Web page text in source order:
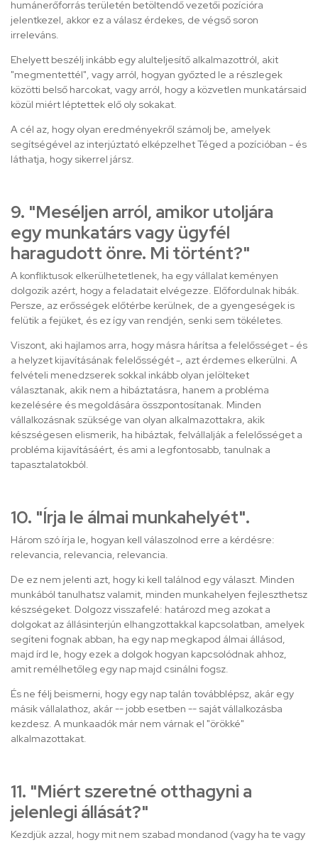
humánerőforrás területén betöltendő vezetői pozícióra
jelentkezel, akkor ez a válasz érdekes, de végső soron
irreleváns.
Ehelyett beszélj inkább egy alulteljesítő alkalmazottról, akit
"megmentettél", vagy arról, hogyan győzted le a részlegek
közötti belső harcokat, vagy arról, hogy a közvetlen munkatársaid
közül miért léptettek elő oly sokakat.
A cél az, hogy olyan eredményekről számolj be, amelyek
segítségével az interjúztató elképzelhet Téged a pozícióban - és
láthatja, hogy sikerrel jársz.
9. "Meséljen arról, amikor utoljára
egy munkatárs vagy ügyfél
haragudott önre. Mi történt?"
A konfliktusok elkerülhetetlenek, ha egy vállalat keményen
dolgozik azért, hogy a feladatait elvégezze. Előfordulnak hibák.
Persze, az erősségek előtérbe kerülnek, de a gyengeségek is
felütik a fejüket, és ez így van rendjén, senki sem tökéletes.
Viszont, aki hajlamos arra, hogy másra hárítsa a felelősséget - és
a helyzet kijavításának felelősségét -, azt érdemes elkerülni. A
felvételi menedzserek sokkal inkább olyan jelölteket
választanak, akik nem a hibáztatásra, hanem a probléma
kezelésére és megoldására összpontosítanak. Minden
vállalkozásnak szüksége van olyan alkalmazottakra, akik
készségesen elismerik, ha hibáztak, felvállalják a felelősséget a
probléma kijavításáért, és ami a legfontosabb, tanulnak a
tapasztalatokból.
10. "Írja le álmai munkahelyét".
Három szó írja le, hogyan kell válaszolnod erre a kérdésre:
relevancia, relevancia, relevancia.
De ez nem jelenti azt, hogy ki kell találnod egy választ. Minden
munkából tanulhatsz valamit, minden munkahelyen fejleszthetsz
készségeket. Dolgozz visszafelé: határozd meg azokat a
dolgokat az állásinterjún elhangzottakkal kapcsolatban, amelyek
segíteni fognak abban, ha egy nap megkapod álmai állásod,
majd írd le, hogy ezek a dolgok hogyan kapcsolódnak ahhoz,
amit remélhetőleg egy nap majd csinálni fogsz.
És ne félj beismerni, hogy egy nap talán továbblépsz, akár egy
másik vállalathoz, akár -- jobb esetben -- saját vállalkozásba
kezdesz. A munkaadók már nem várnak el "örökké"
alkalmazottakat.
11. "Miért szeretné otthagyni a
jelenlegi állását?"
Kezdjük azzal, hogy mit nem szabad mondanod (vagy ha te vagy